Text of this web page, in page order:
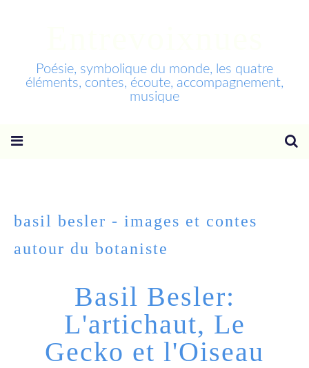
Poésie, symbolique du monde, les quatre
éléments, contes, écoute, accompagnement,
musique
basil besler - images et contes
autour du botaniste
Basil Besler:
L'artichaut, Le
Gecko et l'Oiseau